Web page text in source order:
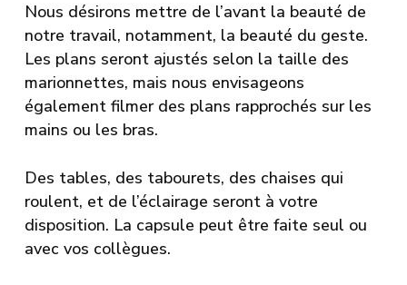
Nous désirons mettre de l’avant la beauté de
notre travail, notamment, la beauté du geste.
Les plans seront ajustés selon la taille des
marionnettes, mais nous envisageons
également filmer des plans rapprochés sur les
mains ou les bras.
Des tables, des tabourets, des chaises qui
roulent, et de l’éclairage seront à votre
disposition. La capsule peut être faite seul ou
avec vos collègues.